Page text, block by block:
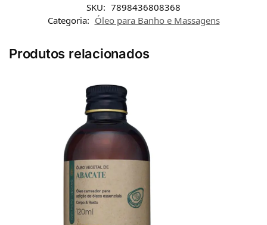
SKU: 7898436808368
Categoria: Óleo para Banho e Massagens
Produtos relacionados